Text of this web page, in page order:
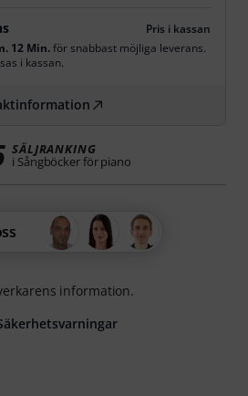
Pris i kassan
12 Min.för snabbast möjliga leverans.
i kassan.
SÄLJRANKING
i Sångböcker för piano
information.